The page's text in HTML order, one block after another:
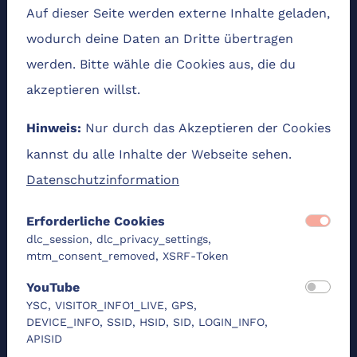
Auf dieser Seite werden externe Inhalte geladen,
wodurch deine Daten an Dritte übertragen
werden. Bitte wähle die Cookies aus, die du
akzeptieren willst.
Hinweis: Nur durch das Akzeptieren der Cookies
kannst du alle Inhalte der Webseite sehen.
Datenschutzinformation
Erforderliche Cookies
dlc_session, dlc_privacy_settings,
mtm_consent_removed, XSRF-Token
YouTube
YSC, VISITOR_INFO1_LIVE, GPS,
DEVICE_INFO, SSID, HSID, SID, LOGIN_INFO,
APISID
Einführung
Entscheidungsfindung und Klassifikation
Objekte und Merkmale
Der Merkmalsraum
Relevanz von Merkmalsbeschreibung
Einführung
Neuronale Netze
Anwendungen und praktische Aspekte
Anwendungen von Bildklassifikation